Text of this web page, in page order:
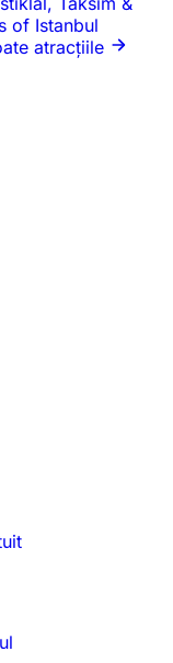
of Istanbul
atracțiile